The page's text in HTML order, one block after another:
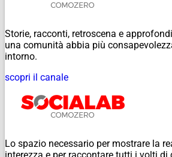
Storie, racconti, retroscena e
una comunità abbia più
intorno.
scopri il canale
Lo spazio necessario per mostrare la